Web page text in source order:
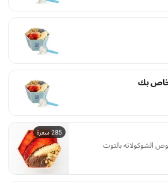
بك
285 سعرة
الشوكولاته بالتوت